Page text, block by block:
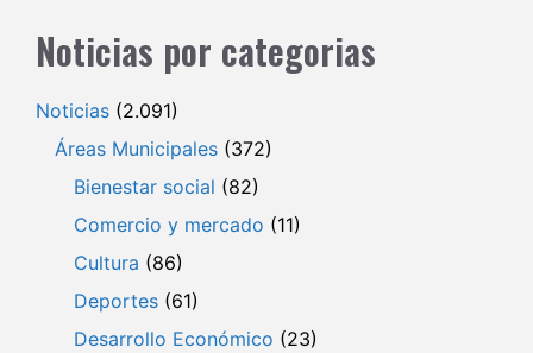
Noticias por categorias
Noticias (2.091)
Áreas Municipales (372)
Bienestar social (82)
Comercio y mercado (11)
Cultura (86)
Deportes (61)
Desarrollo Económico (23)